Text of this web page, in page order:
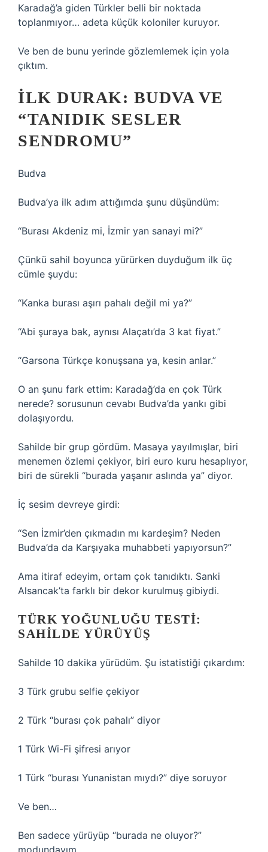
Karadağ’a giden Türkler belli bir noktada
toplanmıyor… adeta küçük koloniler kuruyor.
Ve ben de bunu yerinde gözlemlemek için yola
çıktım.
İLK DURAK: BUDVA VE
“TANIDIK SESLER
SENDROMU”
Budva
Budva’ya ilk adım attığımda şunu düşündüm:
“Burası Akdeniz mi, İzmir yan sanayi mi?”
Çünkü sahil boyunca yürürken duyduğum ilk üç
cümle şuydu:
“Kanka burası aşırı pahalı değil mi ya?”
“Abi şuraya bak, aynısı Alaçatı’da 3 kat fiyat.”
“Garsona Türkçe konuşsana ya, kesin anlar.”
O an şunu fark ettim: Karadağ’da en çok Türk
nerede? sorusunun cevabı Budva’da yankı gibi
dolaşıyordu.
Sahilde bir grup gördüm. Masaya yayılmışlar, biri
menemen özlemi çekiyor, biri euro kuru hesaplıyor,
biri de sürekli “burada yaşanır aslında ya” diyor.
İç sesim devreye girdi:
“Sen İzmir’den çıkmadın mı kardeşim? Neden
Budva’da da Karşıyaka muhabbeti yapıyorsun?”
Ama itiraf edeyim, ortam çok tanıdıktı. Sanki
Alsancak’ta farklı bir dekor kurulmuş gibiydi.
TÜRK YOĞUNLUĞU TESTI:
SAHILDE YÜRÜYÜŞ
Sahilde 10 dakika yürüdüm. Şu istatistiği çıkardım:
3 Türk grubu selfie çekiyor
2 Türk “burası çok pahalı” diyor
1 Türk Wi-Fi şifresi arıyor
1 Türk “burası Yunanistan mıydı?” diye soruyor
Ve ben…
Ben sadece yürüyüp “burada ne oluyor?”
modundayım.